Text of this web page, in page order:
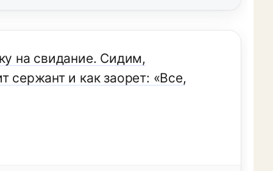
на свидание. Сидим,
сержант и как заорет: «Все,